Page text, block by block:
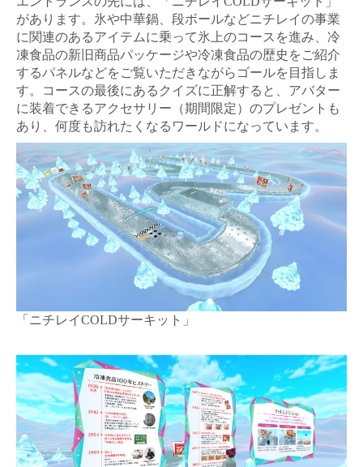
があります。氷や中華鍋、段ボールなどニチレイの事業
に関連のあるアイテムに乗って氷上のコースを進み、冷
凍食品の新旧商品パッケージや冷凍食品の歴史をご紹介
するパネルなどをご覧いただきながらゴールを目指しま
す。コースの最後にあるクイズに正解すると、アバター
に装着できるアクセサリー（期間限定）のプレゼントも
あり、何度も訪れたくなるワールドになっています。
「ニチレイCOLDサーキット」